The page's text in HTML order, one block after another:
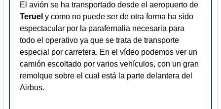
El avión se ha transportado desde el aeropuerto de
Teruel y como no puede ser de otra forma ha sido
espectacular por la parafernalia necesaria para
todo el operativo ya que se trata de transporte
especial por carretera. En el vídeo podemos ver un
camión escoltado por varios vehículos, con un gran
remolque sobre el cual está la parte delantera del
Airbus.